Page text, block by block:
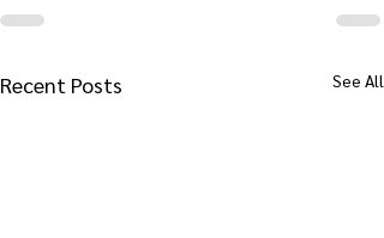
Recent Posts See All